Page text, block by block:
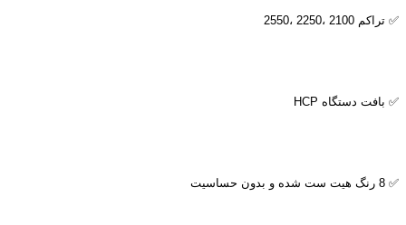
✅ تراکم 2100 ،2250 ،2550
✅ بافت دستگاه HCP
✅ 8 رنگ هیت ست شده و بدون حساسیت